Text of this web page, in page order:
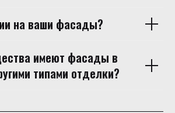
на ваши фасады?
имеют фасады в
типами отделки?